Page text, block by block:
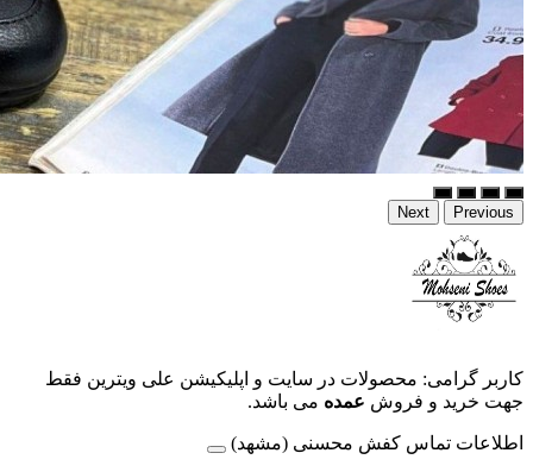
Previous
Next
کاربر گرامی: محصولات در سایت و اپلیکیشن علی ویترین فقط
جهت خرید و فروش عمده می باشد.
اطلاعات تماس کفش محسنی (مشهد)